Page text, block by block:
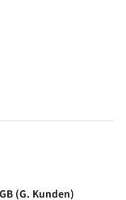
(G. Kunden)